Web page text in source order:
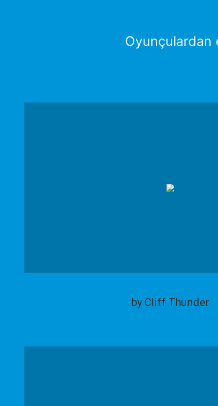
Oyunçulardan
by Cliff Thunder